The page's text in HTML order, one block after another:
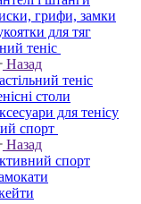
грифи, замки
для тяг
теніс
Назад
теніс
столи
для тенісу
спорт
Назад
спорт